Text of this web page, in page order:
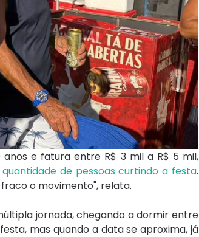
e fatura entre R$ 3 mil a R$ 5 mil,
quantidade de pessoas curtindo a festa.
o movimento", relata.
jornada, chegando a dormir entre
mas quando a data se aproxima, já